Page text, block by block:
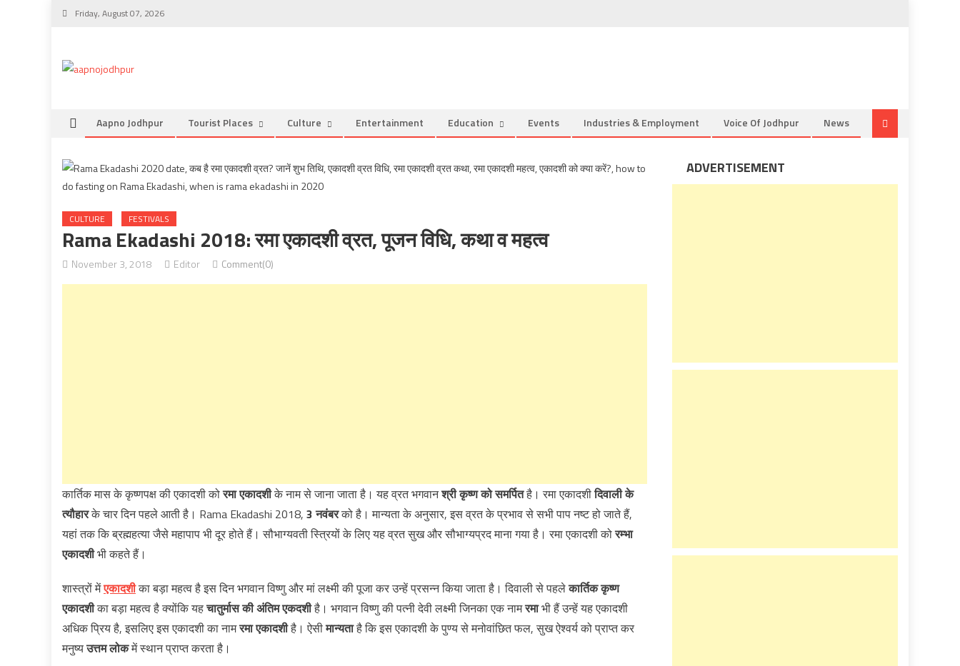
Skip
Friday, August 07, 2026
Aapno Jodhpur Tourist Places Culture Entertainment Education Events Industries & Employment Voice Of Jodhpur News
CULTURE FESTIVALS
Rama Ekadashi 2018: रमा एकादशी व्रत, पूजन विधि, कथा व महत्‍व
November 3, 2018 Editor Comment(0)
कार्तिक मास के कृष्णपक्ष की एकादशी कोरमा एकादशीके नाम से जाना जाता है। यह व्रत भगवानश्री कृष्ण को समर्पितहै। रमा एकादशीदिवाली के
त्‍यौहारके चार दिन पहले आती है। Rama Ekadashi 2018, 3 नवंबरको है। मान्यता के अनुसार, इस व्रत के प्रभाव से सभी पाप नष्ट हो जाते हैं,
यहां तक कि ब्रह्महत्या जैसे महापाप भी दूर होते हैं। सौभाग्यवती स्त्रियों के लिए यह व्रत सुख और सौभाग्यप्रद माना गया है। रमा एकादशी कोरम्भा
एकादशीभी कहते हैं।
शास्त्रों मेंएकादशीका बड़ा महत्व है इस दिन भगवान विष्णु और मां लक्ष्मी की पूजा कर उन्हें प्रसन्न किया जाता है। दिवाली से पहलेकार्त‌िक कृष्‍ण
एकादशीका बड़ा महत्व है क्योंकि यहचातुर्मास की अंत‌िम एकदशीहै। भगवान व‌िष्‍णु की पत्नी देवी लक्ष्मी ज‌िनका एक नामरमाभी हैं उन्हें यह एकादशी
अधिक प्रिय है, इसल‌िए इस एकादशी का नामरमा एकादशीहै। ऐसीमान्यताहै क‌ि इस एकादशी के पुण्य से मनोवांछित फल, सुख ऐश्वर्य को प्राप्त कर
मनुष्यउत्तम लोकमें स्‍थान प्राप्त करता है।
ADVERTISEMENT